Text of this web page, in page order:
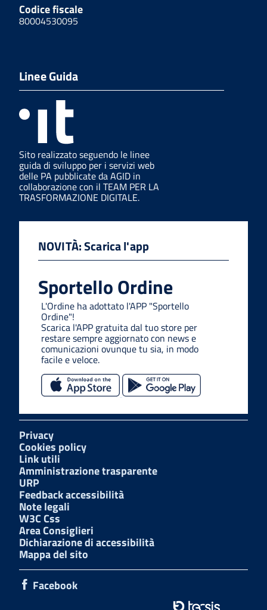
Codice fiscale
80004530095
Linee Guida
Sito realizzato seguendo le linee
guida di sviluppo per i servizi web
delle PA pubblicate da AGID in
collaborazione con il TEAM PER LA
TRASFORMAZIONE DIGITALE.
NOVITÀ: Scarica l'app
Sportello Ordine
L'Ordine ha adottato l'APP "Sportello
Ordine"!
Scarica l'APP gratuita dal tuo store per
restare sempre aggiornato con news e
comunicazioni ovunque tu sia, in modo
facile e veloce.
Privacy
Cookies policy
Link utili
Amministrazione trasparente
URP
Feedback accessibilità
Note legali
W3C Css
Area Consiglieri
Dichiarazione di accessibilità
Mappa del sito
Facebook